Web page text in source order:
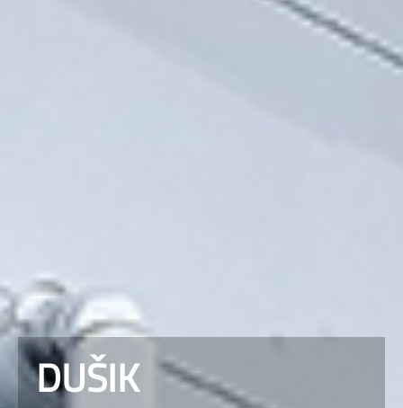
DUŠIK